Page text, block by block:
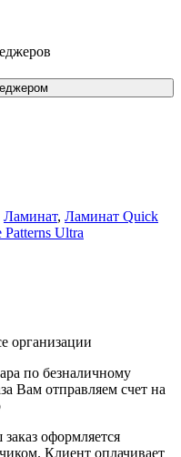
Ламинат, Ламинат Quick
Ultra
организации
по безналичному
Вам отправляем счет на
оформляется
Клиент оплачивает